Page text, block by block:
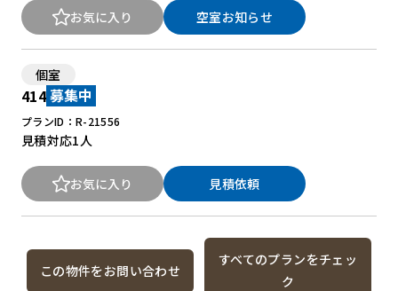
お気に入り 空室お知らせ
個室
414 募集中
プランID：R-21556
見積対応1人
お気に入り 見積依頼
この物件をお問い合わせ
すべてのプランをチェッ
ク